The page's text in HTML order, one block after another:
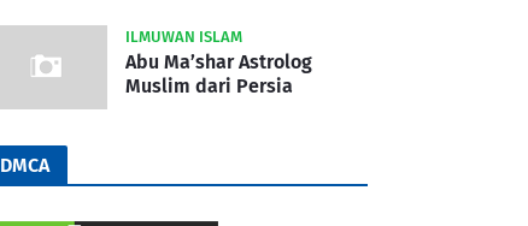
ILMUWAN ISLAM
Abu Ma’shar Astrolog
Muslim dari Persia
DMCA